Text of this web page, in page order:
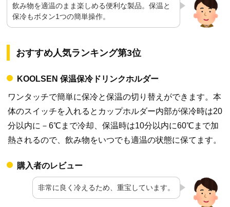
飲み物を適温のまま楽しめる便利な製品。保温と
保冷もボタン1つの簡単操作。
おすすめ人気ランキング第3位
KOOLSEN 保温保冷ドリンクホルダー
ワンタッチで簡単に保冷と保温の切り替えができます。本
体のスイッチを入れるとカップホルダー内部が保冷時は20
分以内に－6℃まで冷却、保温時は10分以内に60℃まで加
熱されるので、飲み物をいつでも適温の状態に保てます。
購入者のレビュー
非常に良く冷えるため、重宝しています。